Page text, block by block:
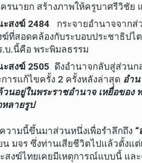
รนายก สร้างภาพให้ครูบาศรีวิชั
สงฆ์ 2484
กระจายอำนาจจาก
ที่สอดคล้องกับระบอบประชาธิปไ
.บ.นี้คือ พระพิมลธรรม
สงฆ์ 2505 ดึงอำนาจกลับสู่ส่วนก
ารแก้ไขครั้ง 2 ครั้งหลังล่าสุด อำน
วนอยู่ในพระราชอำนาจ เหยื่อขอ
หลายรูป
วามนี้ขึ้นมาส่วนหนึ่งเพื่อรำลึกถึง
น มจร ซึ่งท่านเสียชีวิตไปแล้วตั้ง
งฆ์ไทยเคยมีเหตุการณ์แบบนี้ แล